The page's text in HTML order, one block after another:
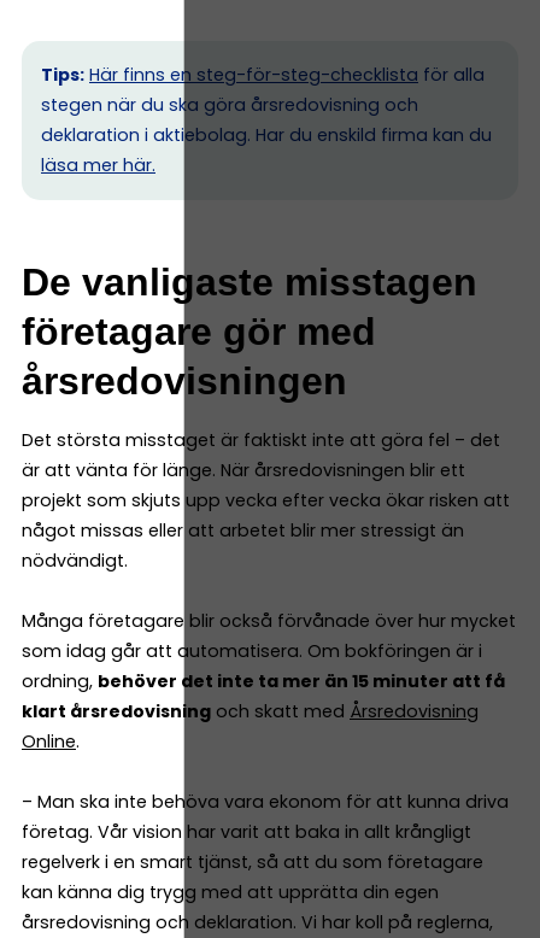
Tips: Här finns en steg-för-steg-checklista för alla
stegen när du ska göra årsredovisning och
deklaration i aktiebolag. Har du enskild firma kan du
läsa mer här.
De vanligaste misstagen
företagare gör med
årsredovisningen
Det största misstaget är faktiskt inte att göra fel – det
är att vänta för länge. När årsredovisningen blir ett
projekt som skjuts upp vecka efter vecka ökar risken att
något missas eller att arbetet blir mer stressigt än
nödvändigt.
Många företagare blir också förvånade över hur mycket
som idag går att automatisera. Om bokföringen är i
ordning, behöver det inte ta mer än 15 minuter att få
klart årsredovisning och skatt med Årsredovisning
Online.
– Man ska inte behöva vara ekonom för att kunna driva
företag. Vår vision har varit att baka in allt krångligt
regelverk i en smart tjänst, så att du som företagare
kan känna dig trygg med att upprätta din egen
årsredovisning och deklaration. Vi har koll på reglerna,